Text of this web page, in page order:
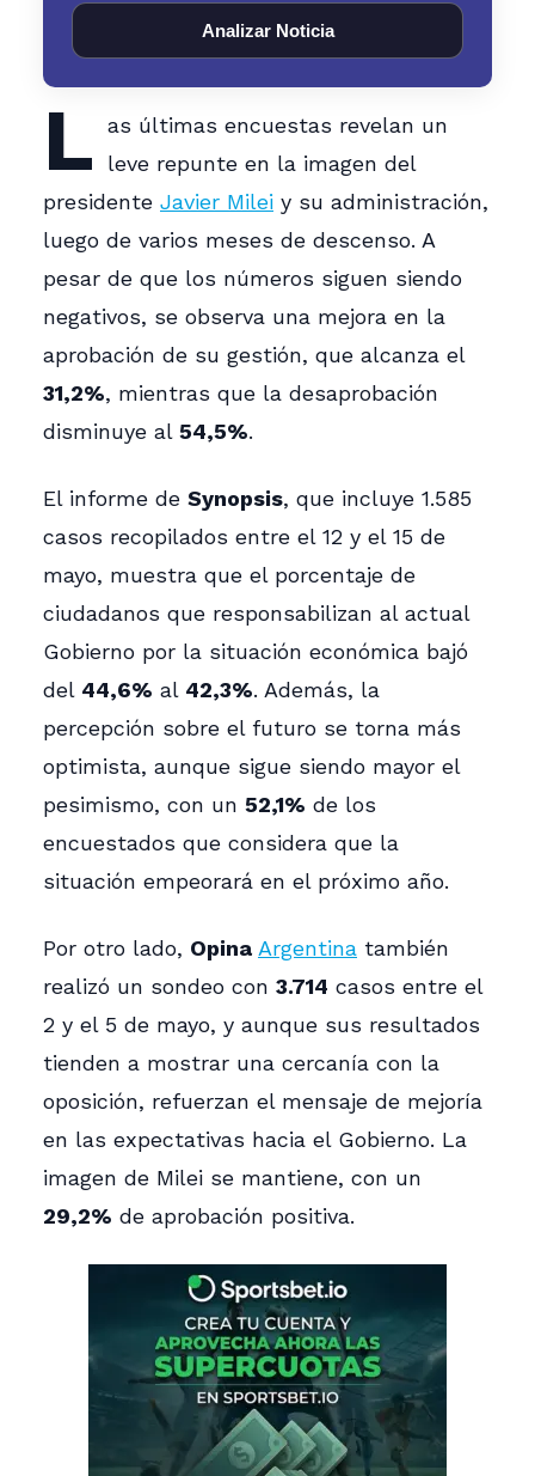
Analizar Noticia
L
as últimas encuestas revelan un
leve repunte en la imagen del
presidente Javier Milei y su administración,
luego de varios meses de descenso. A
pesar de que los números siguen siendo
negativos, se observa una mejora en la
aprobación de su gestión, que alcanza el
31,2%, mientras que la desaprobación
disminuye al 54,5%.
El informe de Synopsis, que incluye 1.585
casos recopilados entre el 12 y el 15 de
mayo, muestra que el porcentaje de
ciudadanos que responsabilizan al actual
Gobierno por la situación económica bajó
del 44,6% al 42,3%. Además, la
percepción sobre el futuro se torna más
optimista, aunque sigue siendo mayor el
pesimismo, con un 52,1% de los
encuestados que considera que la
situación empeorará en el próximo año.
Por otro lado, Opina Argentina también
realizó un sondeo con 3.714 casos entre el
2 y el 5 de mayo, y aunque sus resultados
tienden a mostrar una cercanía con la
oposición, refuerzan el mensaje de mejoría
en las expectativas hacia el Gobierno. La
imagen de Milei se mantiene, con un
29,2% de aprobación positiva.